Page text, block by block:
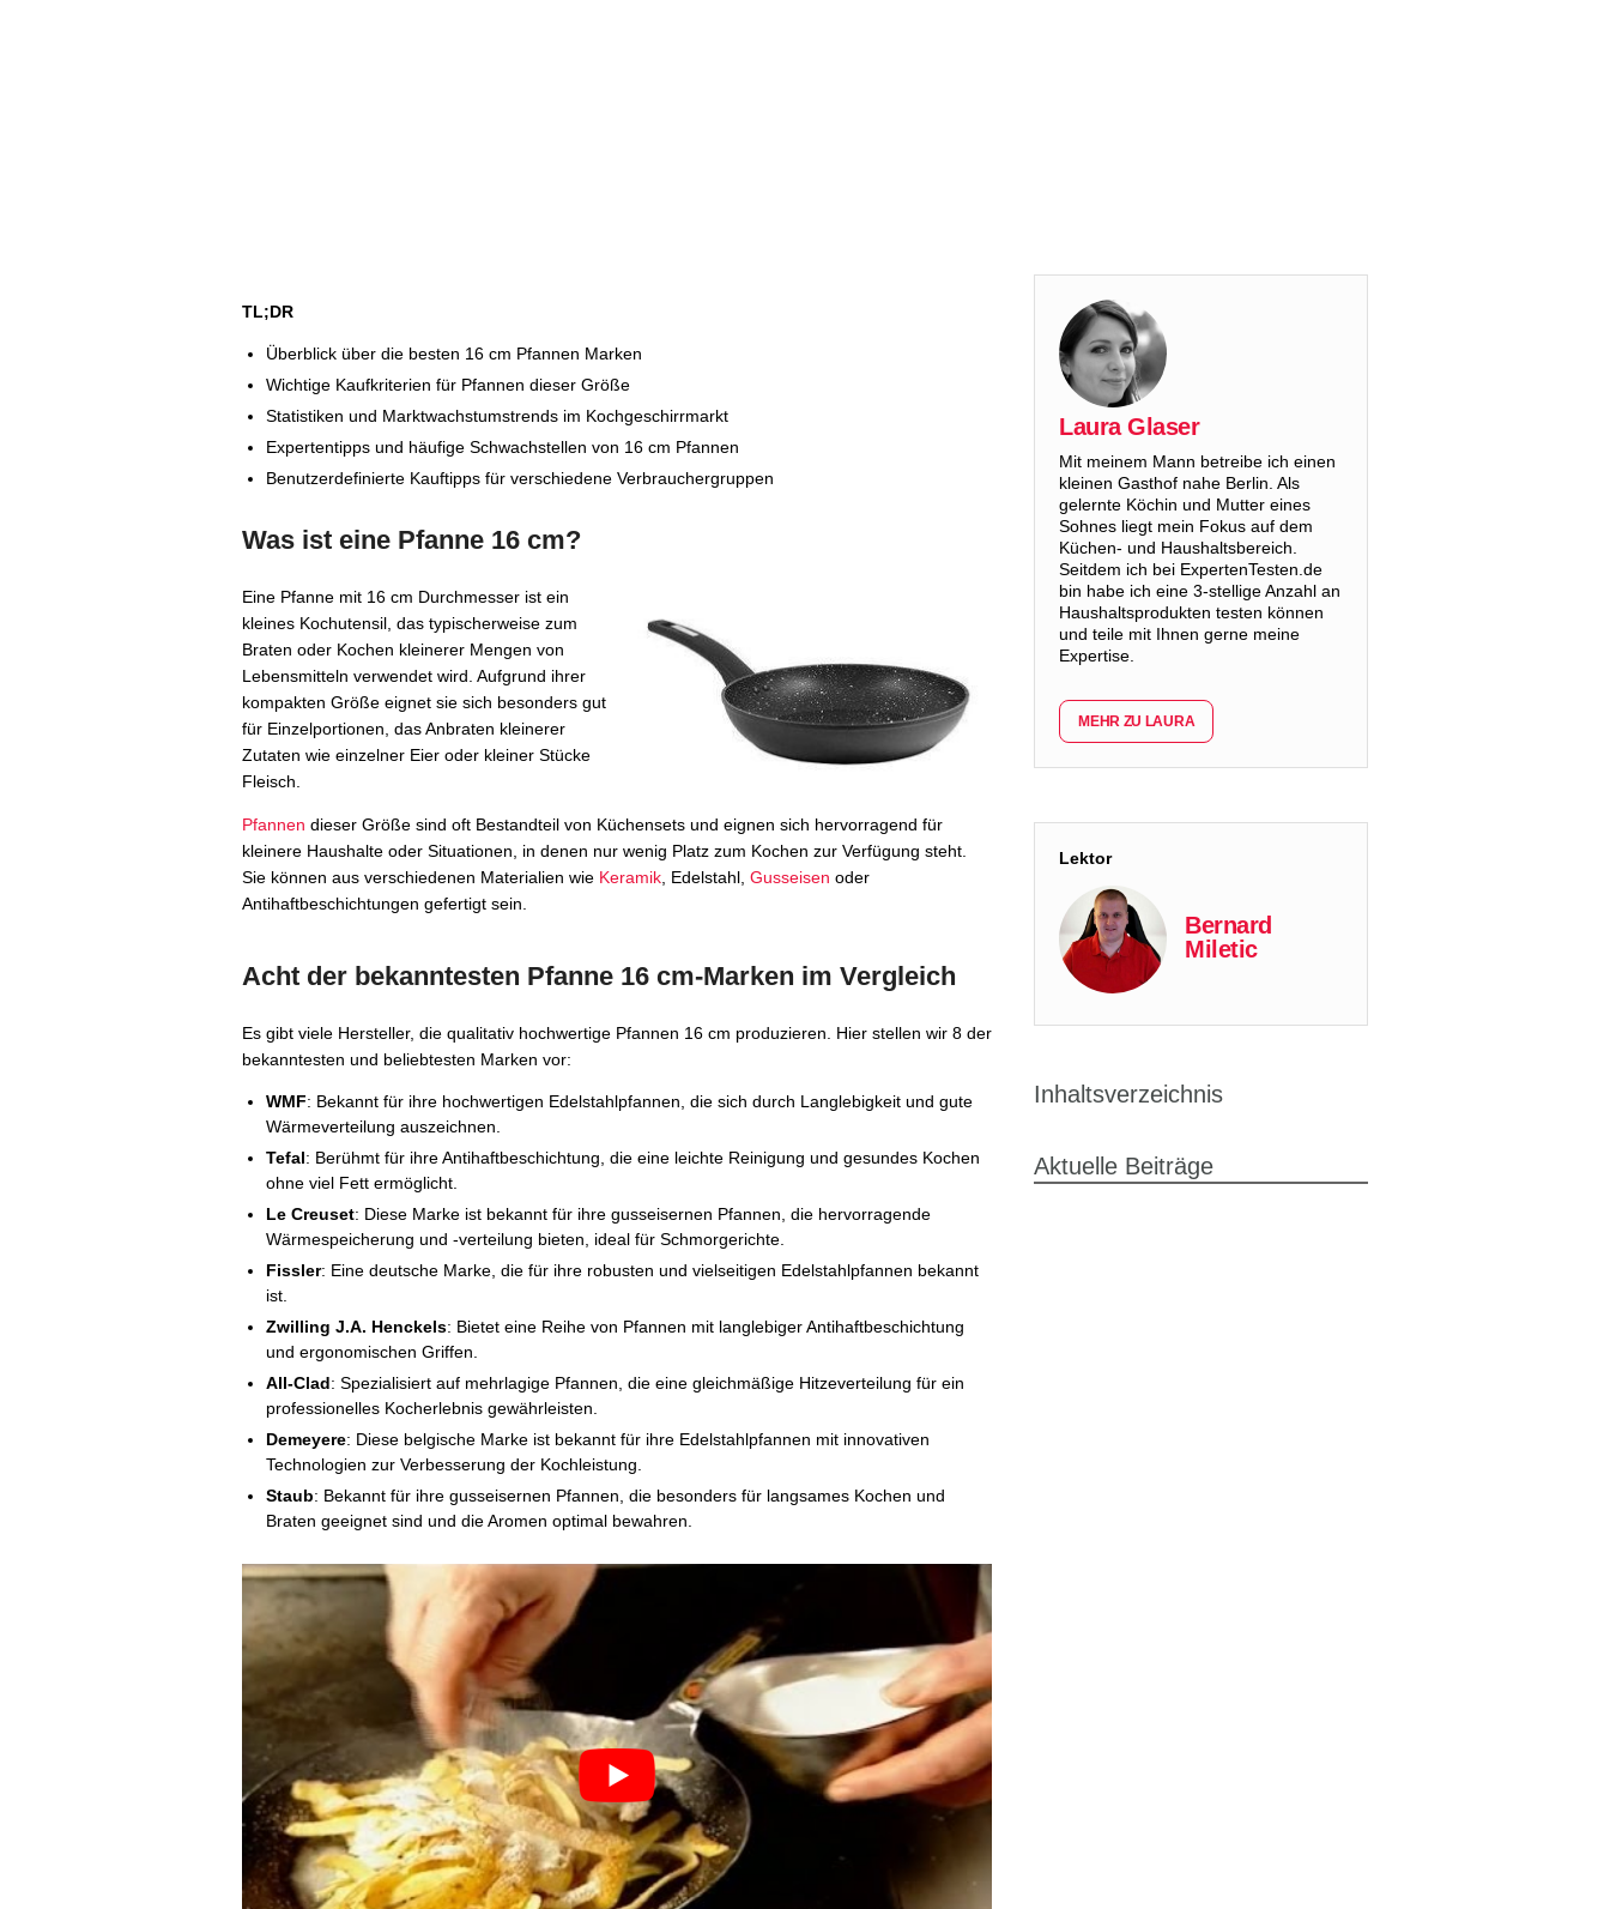
TL;DR
Überblick über die besten 16 cm Pfannen Marken
Wichtige Kaufkriterien für Pfannen dieser Größe
Statistiken und Marktwachstumstrends im Kochgeschirrmarkt
Expertentipps und häufige Schwachstellen von 16 cm Pfannen
Benutzerdefinierte Kauftipps für verschiedene Verbrauchergruppen
Was ist eine Pfanne 16 cm?
Eine Pfanne mit 16 cm Durchmesser ist ein
kleines Kochutensil, das typischerweise zum
Braten oder Kochen kleinerer Mengen von
Lebensmitteln verwendet wird. Aufgrund ihrer
kompakten Größe eignet sie sich besonders gut
für Einzelportionen, das Anbraten kleinerer
Zutaten wie einzelner Eier oder kleiner Stücke
Fleisch.
Pfannen dieser Größe sind oft Bestandteil von Küchensets und eignen sich hervorragend für
kleinere Haushalte oder Situationen, in denen nur wenig Platz zum Kochen zur Verfügung steht.
Sie können aus verschiedenen Materialien wie Keramik , Edelstahl, Gusseisen oder
Antihaftbeschichtungen gefertigt sein.
Acht der bekanntesten Pfanne 16 cm-Marken im Vergleich
Es gibt viele Hersteller, die qualitativ hochwertige Pfannen 16 cm produzieren. Hier stellen wir 8 der
bekanntesten und beliebtesten Marken vor:
WMF: Bekannt für ihre hochwertigen Edelstahlpfannen, die sich durch Langlebigkeit und gute
Wärmeverteilung auszeichnen.
Tefal: Berühmt für ihre Antihaftbeschichtung, die eine leichte Reinigung und gesundes Kochen
ohne viel Fett ermöglicht.
Le Creuset: Diese Marke ist bekannt für ihre gusseisernen Pfannen, die hervorragende
Wärmespeicherung und -verteilung bieten, ideal für Schmorgerichte.
Fissler: Eine deutsche Marke, die für ihre robusten und vielseitigen Edelstahlpfannen bekannt
ist.
Zwilling J.A. Henckels: Bietet eine Reihe von Pfannen mit langlebiger Antihaftbeschichtung
und ergonomischen Griffen.
All-Clad: Spezialisiert auf mehrlagige Pfannen, die eine gleichmäßige Hitzeverteilung für ein
professionelles Kocherlebnis gewährleisten.
Demeyere: Diese belgische Marke ist bekannt für ihre Edelstahlpfannen mit innovativen
Technologien zur Verbesserung der Kochleistung.
Staub: Bekannt für ihre gusseisernen Pfannen, die besonders für langsames Kochen und
Braten geeignet sind und die Aromen optimal bewahren.
Laura Glaser
Mit meinem Mann betreibe ich einen
kleinen Gasthof nahe Berlin. Als
gelernte Köchin und Mutter eines
Sohnes liegt mein Fokus auf dem
Küchen- und Haushaltsbereich.
Seitdem ich bei ExpertenTesten.de
bin habe ich eine 3-stellige Anzahl an
Haushaltsprodukten testen können
und teile mit Ihnen gerne meine
Expertise.
MEHR ZU LAURA
Lektor
Bernard
Miletic
Inhaltsverzeichnis
Aktuelle Beiträge